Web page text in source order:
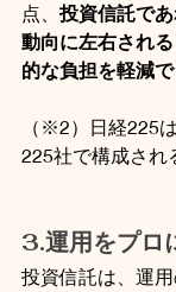
点、投資信託で
動向に左右され
的な負担を軽減
（※2）日経225
225社で構成され
3.運用をプロ
投資信託は、運